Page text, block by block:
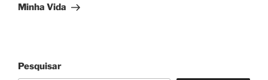
Minha Vida
Pesquisar